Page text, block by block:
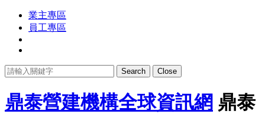
業主專區
員工專區
Search Close
鼎泰營建機構全球資訊網 鼎泰